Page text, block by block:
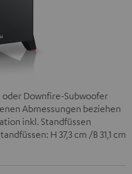
Downfire-Subwoofer
Abmessungen beziehen
inkl. Standfüssen
H 37,3 cm /B 31,1 cm